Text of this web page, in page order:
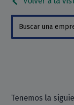
Tenemos la